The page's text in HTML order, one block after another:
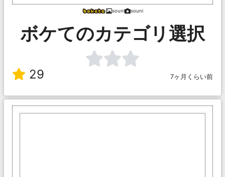
souni souni
ボケてのカテゴリ選択
29 7ヶ月くらい前